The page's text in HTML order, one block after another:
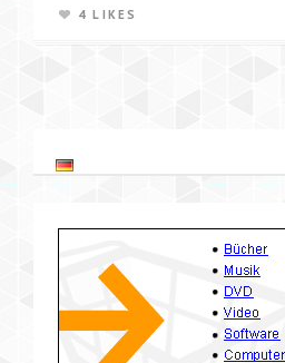
4 LIKES